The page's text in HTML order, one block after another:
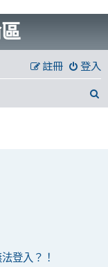
登入
註冊
登入？！